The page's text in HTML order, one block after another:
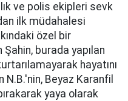
ve polis ekipleri sevk
ilk müdahalesi
özel bir
Şahin, burada yapılan
hayatını
Beyaz Karanfil
yaya olarak